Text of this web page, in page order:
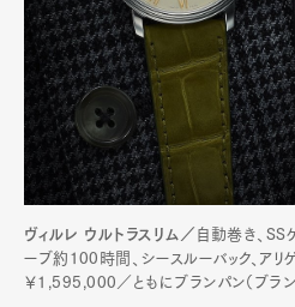
ヴィルレ ウルトラスリム／ 自動巻き、SS
ーブ約100時間、シースルーバック、アリ
￥1,595,000／ともにブランパン（ブラン